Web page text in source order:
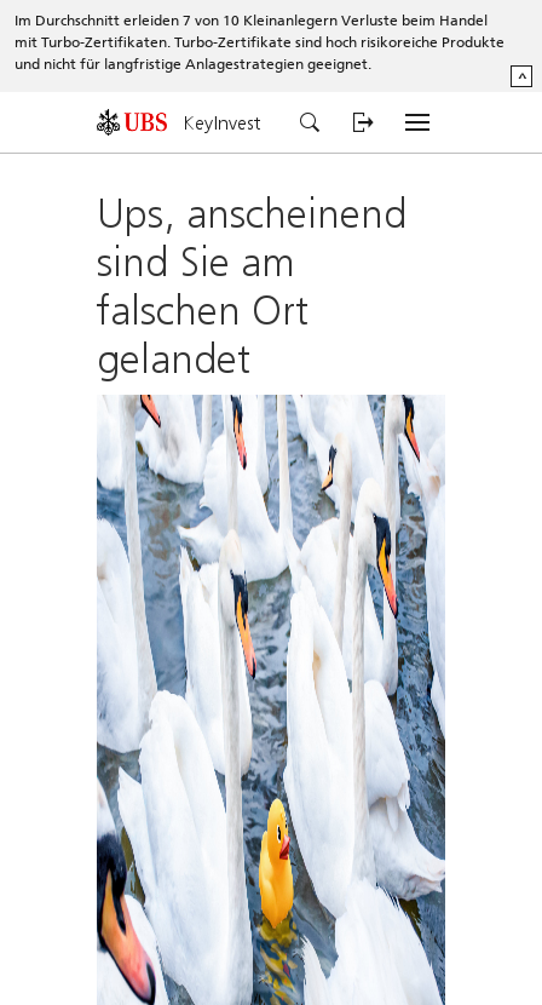
Im Durchschnitt erleiden 7 von 10 Kleinanlegern Verluste beim Handel
mit Turbo-Zertifikaten. Turbo-Zertifikate sind hoch risikoreiche Produkte
und nicht für langfristige Anlagestrategien geeignet.
^
KeyInvest
Ups, anscheinend
sind Sie am
falschen Ort
gelandet